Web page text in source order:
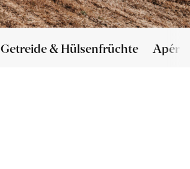
Getreide & Hülsenfrüchte Apéro